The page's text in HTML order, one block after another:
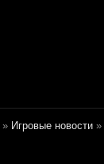
» Игровые новости »